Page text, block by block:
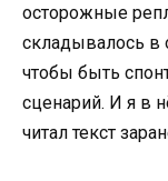
осторожные
складывалось в
чтобы быть
сценарий. И я в
читал текст